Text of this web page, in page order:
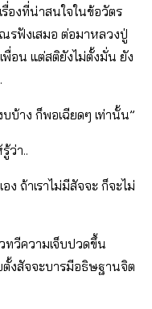
องที่น่าสนใจในข้อวัตร
รฟังเสมอ ต่อมาหลวงปู่
พื่อน แต่สติยังไม่ตั้งมั่น ยัง
บ้าง ก็พอเฉียดๆ เท่านั้น”
ว่า..
ง ถ้าเราไม่มีสัจจะ ก็จะไม่
วีความเจ็บปวดขึ้น
ตั้งสัจจะบารมีอธิษฐานจิต